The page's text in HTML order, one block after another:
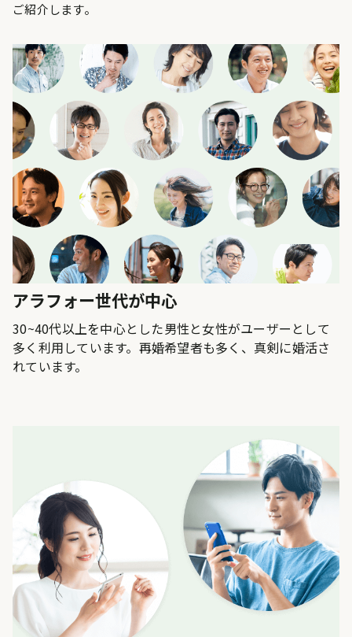
ご紹介します。
アラフォー世代が中心
30~40代以上を中心とした男性と女性がユーザーとして
多く利用しています。再婚希望者も多く、真剣に婚活さ
れています。